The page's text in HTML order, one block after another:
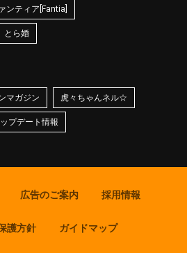
ンティア[Fantia]
とら婚
マガジン 虎々ちゃんネル☆
プデート情報
広告のご案内 採用情報
護方針 ガイドマップ